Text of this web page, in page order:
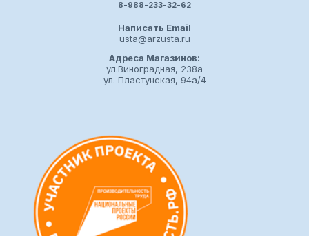
8-988-233-32-62
Написать Email
usta@arzusta.ru
Адреса Магазинов:
ул.Виноградная, 238а
ул. Пластунская, 94а/4